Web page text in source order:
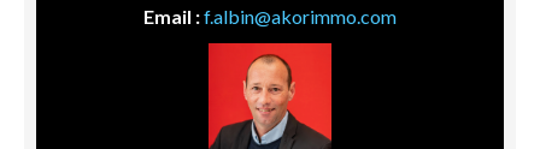
Email :f.albin@akorimmo.com